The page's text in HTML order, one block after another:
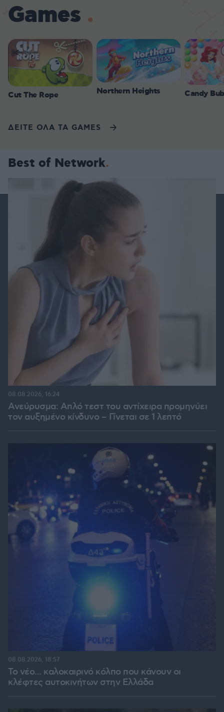
Games
Cut The Rope Northern Heights Candy
ΔΕΙΤΕ ΟΛΑ ΤΑ GAMES
Best of Network
Ανεύρυσμα: Απλό τεστ του αντίχειρα προμηνύει
τον αυξημένο κίνδυνο – Γίνεται σε 1 λεπτό
08.08.2026, 16:24
Το νέο... καλοκαιρινό κόλπο που κάνουν οι
κλέφτες αυτοκινήτων στην Ελλάδα
08.08.2026, 18:57